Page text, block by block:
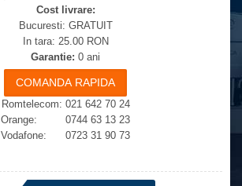
Cost livrare:
Bucuresti: GRATUIT
In tara: 25.00 RON
Garantie: 0 ani
Romtelecom: 021 642 70 24
Orange: 0744 63 13 23
Vodafone: 0723 31 90 73